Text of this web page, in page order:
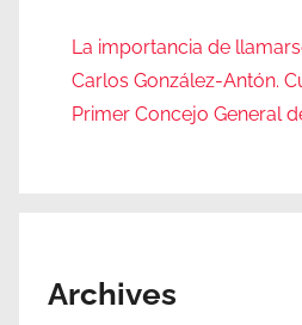
La importancia de
Carlos González-Antón.
Primer Concejo General
Archives